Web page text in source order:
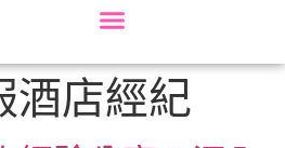
酒店經紀